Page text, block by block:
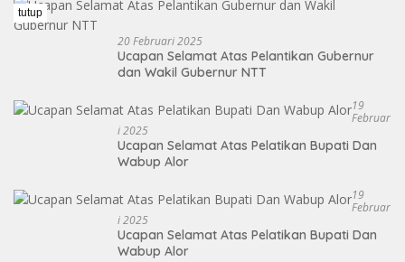
20 Februari 2025
Ucapan Selamat Atas Pelantikan Gubernur
dan Wakil Gubernur NTT
19
Februar
I 2025
Ucapan Selamat Atas Pelatikan Bupati Dan
Wabup Alor
19
Februar
I 2025
Ucapan Selamat Atas Pelatikan Bupati Dan
Wabup Alor
tutup